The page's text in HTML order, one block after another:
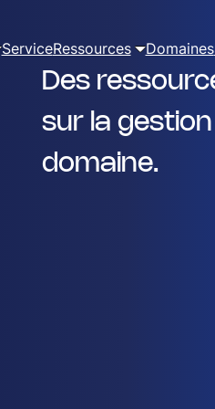
ServiceRessources Domaines
Des
sur la
domaine.